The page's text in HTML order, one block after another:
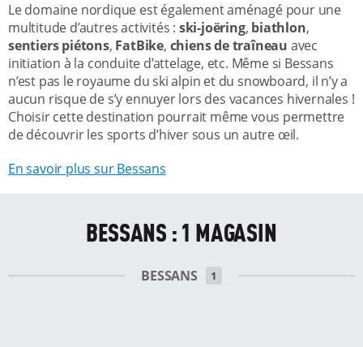
Le domaine nordique est également aménagé pour une
multitude d’autres activités : ski-joëring, biathlon,
sentiers piétons, FatBike, chiens de traîneau avec
initiation à la conduite d’attelage, etc. Même si Bessans
n’est pas le royaume du ski alpin et du snowboard, il n’y a
aucun risque de s’y ennuyer lors des vacances hivernales !
Choisir cette destination pourrait même vous permettre
de découvrir les sports d’hiver sous un autre œil.
En savoir plus sur Bessans
BESSANS : 1 MAGASIN
BESSANS 1